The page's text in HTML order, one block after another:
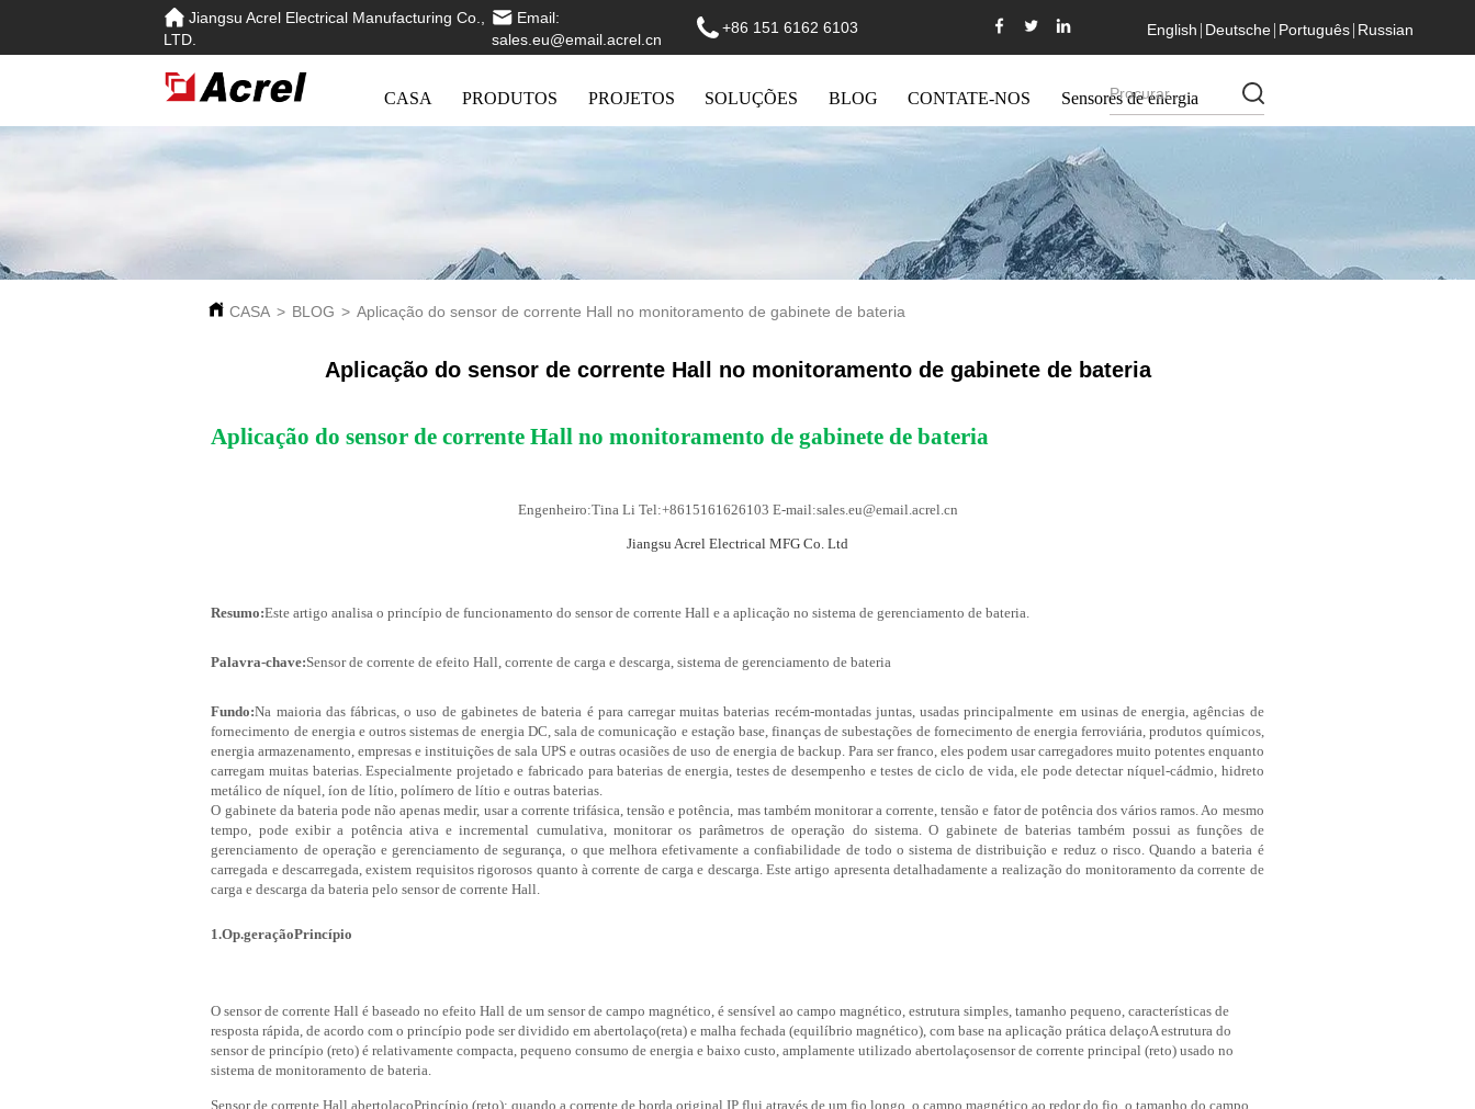
Jiangsu Acrel Electrical Manufacturing Co.,
LTD.
Email:
sales.eu@email.acrel.cn
+86 151 6162 6103 English Deutsche Português Russian
CASA PRODUTOS PROJETOS SOLUÇÕES BLOG CONTATE-NOS Sensores de energia
CASA > BLOG > Aplicação do sensor de corrente Hall no monitoramento de gabinete de bateria
Aplicação do sensor de corrente Hall no monitoramento de gabinete de bateria